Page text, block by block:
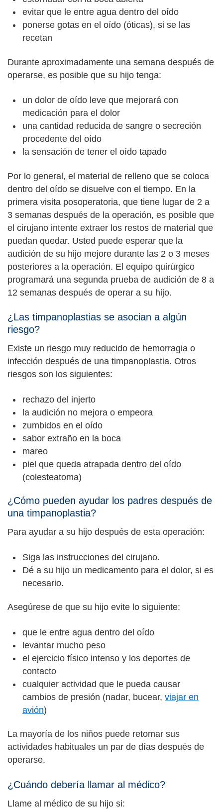
evitar que le entre agua dentro del oído
ponerse gotas en el oído (óticas), si se las
recetan
Durante aproximadamente una semana después de
operarse, es posible que su hijo tenga:
un dolor de oído leve que mejorará con
medicación para el dolor
una cantidad reducida de sangre o secreción
procedente del oído
la sensación de tener el oído tapado
Por lo general, el material de relleno que se coloca
dentro del oído se disuelve con el tiempo. En la
primera visita posoperatoria, que tiene lugar de 2 a
3 semanas después de la operación, es posible que
el cirujano intente extraer los restos de material que
puedan quedar. Usted puede esperar que la
audición de su hijo mejore durante las 2 o 3 meses
posteriores a la operación. El equipo quirúrgico
programará una segunda prueba de audición de 8 a
12 semanas después de operar a su hijo.
¿Las timpanoplastias se asocian a algún
riesgo?
Existe un riesgo muy reducido de hemorragia o
infección después de una timpanoplastia. Otros
riesgos son los siguientes:
rechazo del injerto
la audición no mejora o empeora
zumbidos en el oído
sabor extraño en la boca
mareo
piel que queda atrapada dentro del oído
(colesteatoma)
¿Cómo pueden ayudar los padres después de
una timpanoplastia?
Para ayudar a su hijo después de esta operación:
Siga las instrucciones del cirujano.
Dé a su hijo un medicamento para el dolor, si es
necesario.
Asegúrese de que su hijo evite lo siguiente:
que le entre agua dentro del oído
levantar mucho peso
el ejercicio físico intenso y los deportes de
contacto
cualquier actividad que le pueda causar
cambios de presión (nadar, bucear, viajar en
avión)
La mayoría de los niños puede retomar sus
actividades habituales un par de días después de
operarse.
¿Cuándo debería llamar al médico?
Llame al médico de su hijo si: